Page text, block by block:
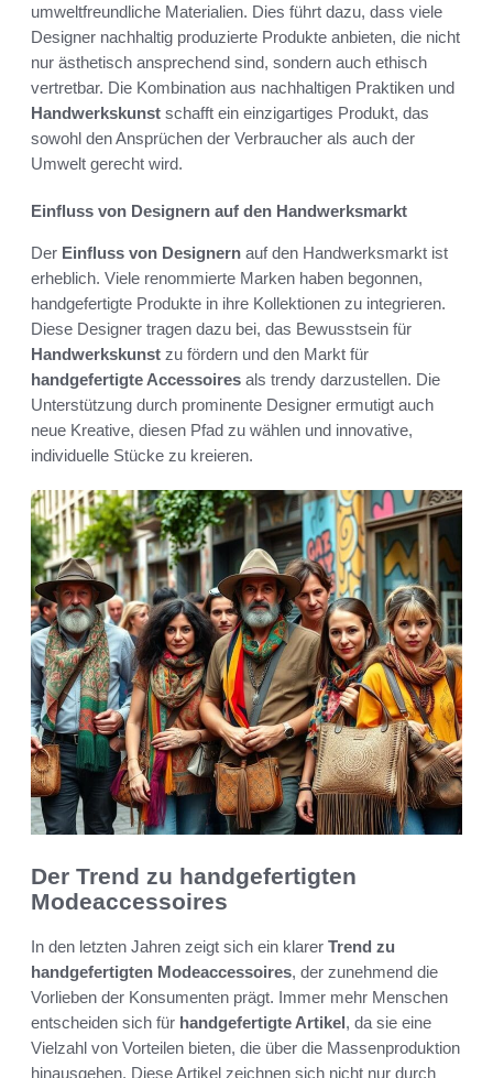
umweltfreundliche Materialien. Dies führt dazu, dass viele
Designer nachhaltig produzierte Produkte anbieten, die nicht
nur ästhetisch ansprechend sind, sondern auch ethisch
vertretbar. Die Kombination aus nachhaltigen Praktiken und
Handwerkskunst schafft ein einzigartiges Produkt, das
sowohl den Ansprüchen der Verbraucher als auch der
Umwelt gerecht wird.
Einfluss von Designern auf den Handwerksmarkt
Der Einfluss von Designern auf den Handwerksmarkt ist
erheblich. Viele renommierte Marken haben begonnen,
handgefertigte Produkte in ihre Kollektionen zu integrieren.
Diese Designer tragen dazu bei, das Bewusstsein für
Handwerkskunst zu fördern und den Markt für
handgefertigte Accessoires als trendy darzustellen. Die
Unterstützung durch prominente Designer ermutigt auch
neue Kreative, diesen Pfad zu wählen und innovative,
individuelle Stücke zu kreieren.
Der Trend zu handgefertigten
Modeaccessoires
In den letzten Jahren zeigt sich ein klarer Trend zu
handgefertigten Modeaccessoires, der zunehmend die
Vorlieben der Konsumenten prägt. Immer mehr Menschen
entscheiden sich für handgefertigte Artikel, da sie eine
Vielzahl von Vorteilen bieten, die über die Massenproduktion
hinausgehen. Diese Artikel zeichnen sich nicht nur durch